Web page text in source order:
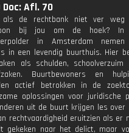
Doc: Afl. 70
als de rechtbank niet ver weg
bij jou om de hoek?
in Amsterdam
in een levendig buurthuis. Hier
als schulden, schoolverzuim
Buurtbewoners en
actief betrokken in de
oplossingen voor juridische
uit de buurt krijgen les over
rechtvaardigheid eruitzien als er
gekeken naar het delict, maar